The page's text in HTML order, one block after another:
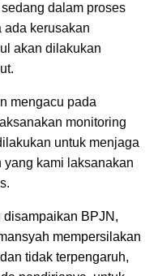
dalam proses
ada kerusakan
akan dilakukan
mengacu pada
monitoring
untuk menjaga
kami laksanakan
disampaikan BPJN,
mempersilakan
tidak terpengaruh,